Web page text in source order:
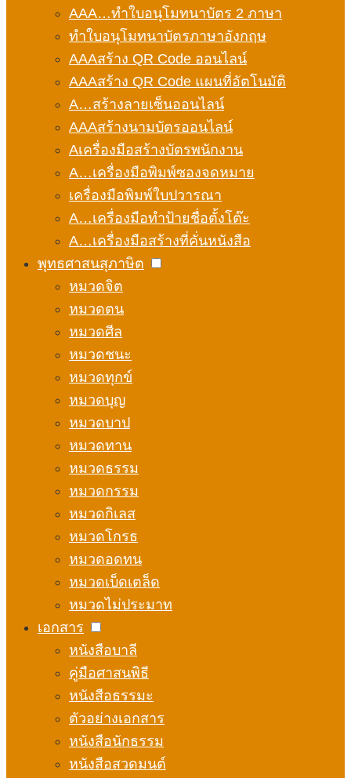
AAA…ทำใบอนุโมทนาบัตร 2 ภาษา
ทำใบอนุโมทนาบัตรภาษาอังกฤษ
AAAสร้าง QR Code ออนไลน์
AAAสร้าง QR Code แผนที่อัตโนมัติ
A…สร้างลายเซ็นออนไลน์
AAAสร้างนามบัตรออนไลน์
Aเครื่องมือสร้างบัตรพนักงาน
A…เครื่องมือพิมพ์ซองจดหมาย
เครื่องมือพิมพ์ใบปวารณา
A…เครื่องมือทำป้ายชื่อตั้งโต๊ะ
A…เครื่องมือสร้างที่คั่นหนังสือ
พุทธศาสนสุภาษิต
หมวดจิต
หมวดตน
หมวดศีล
หมวดชนะ
หมวดทุกข์
หมวดบุญ
หมวดบาป
หมวดทาน
หมวดธรรม
หมวดกรรม
หมวดกิเลส
หมวดโกรธ
หมวดอดทน
หมวดเบ็ดเตล็ด
หมวดไม่ประมาท
เอกสาร
หนังสือบาลี
คู่มือศาสนพิธี
หนังสือธรรมะ
ตัวอย่างเอกสาร
หนังสือนักธรรม
หนังสือสวดมนต์